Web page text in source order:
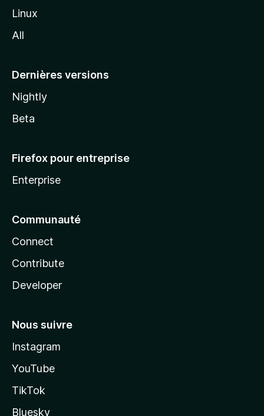
l
Linux
All
Dernières versions
Nightly
Beta
Firefox pour entreprise
Enterprise
Communauté
Connect
Contribute
Developer
Nous suivre
Instagram
YouTube
TikTok
Bluesky